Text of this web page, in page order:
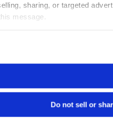
sharing, or targeted
message.
Do not sell or